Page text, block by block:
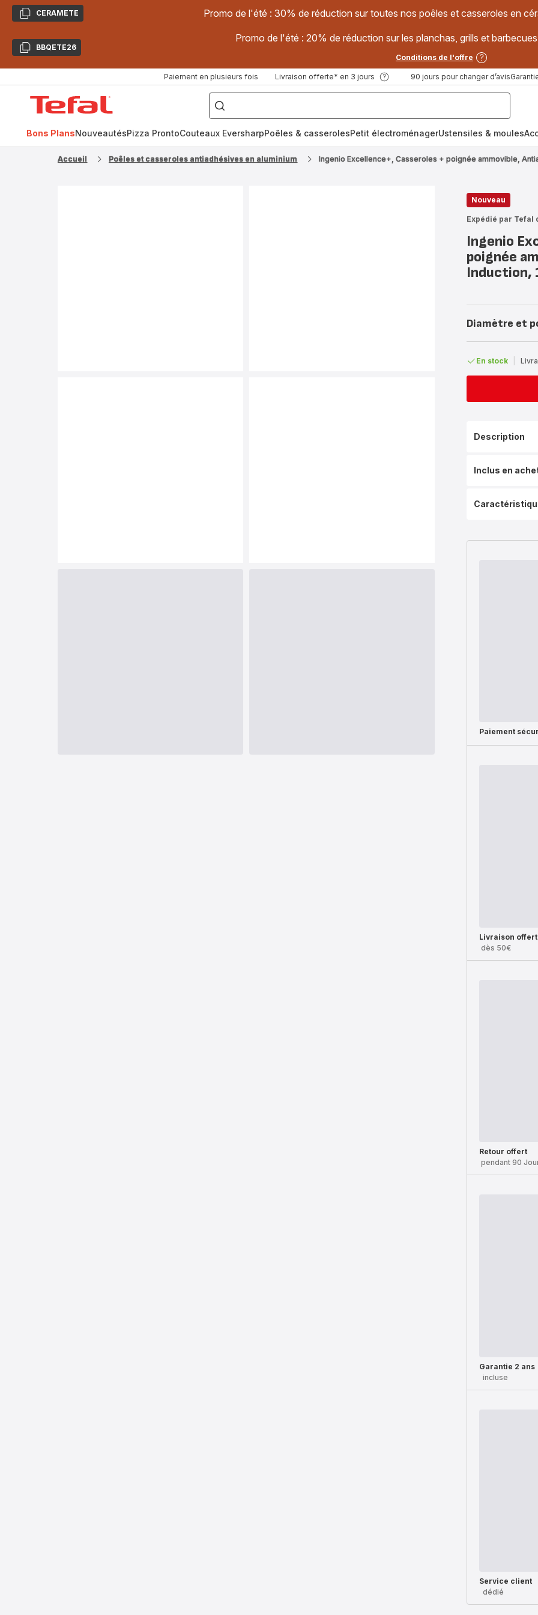
CopierCERAMETE Promo de l'été : 30% de réduction sur toutes nos poêles et casseroles en
CopierBBQETE26
Promo de l'été : 20% de réduction sur les planchas, grills et
Conditions de l'offre
Paiement en plusieurs fois Livraison offerte* en 3 jours 90 jours pour changer d’avis
["Poêles
inox,
Cake
Factory,
Bons PlansNouveautésPizza ProntoCouteaux EversharpPoêles & casserolesPetit électroménagerUstensiles & moules
Accueil Poêles et casseroles antiadhésives en aluminium Ingenio Excellence+, Casseroles + poignée ammovible,
Nouveau
Expédié par Tefal
Ingenio
poignée
Induction,
Diamètre et
En stock
Description
Inclus en
Paiement
Livraison
dès 50€
Retour offert
pendant 90
Garantie 2 ans
incluse
Service client
dédié